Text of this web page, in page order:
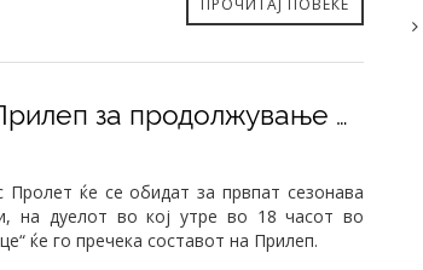
ПРОЧИТАЈ ПОВЕЌЕ
​Пресметка со Прилеп за продолжување на победничката серија
Пролет ќе се обидат за првпат сезонава
на дуелот во кој утре во 18 часот во
ќе го пречека составот на Прилеп.